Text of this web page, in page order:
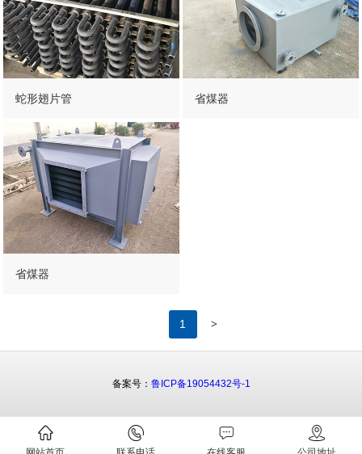
蛇形翅片管 省煤器
省煤器
1 >
备案号： 鲁ICP备19054432号-1